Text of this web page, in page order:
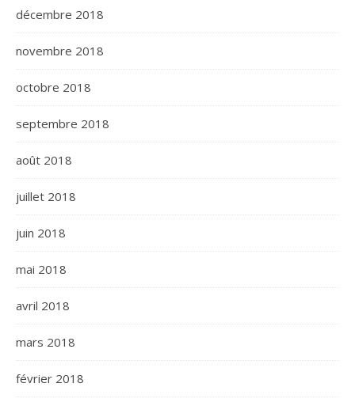
décembre 2018
novembre 2018
octobre 2018
septembre 2018
août 2018
juillet 2018
juin 2018
mai 2018
avril 2018
mars 2018
février 2018